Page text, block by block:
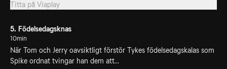
Titta på Viaplay
5. Födelsedagsknas
10min
När Tom och Jerry oavsiktligt förstör Tykes födelsedagskalas som
Spike ordnat tvingar han dem att...